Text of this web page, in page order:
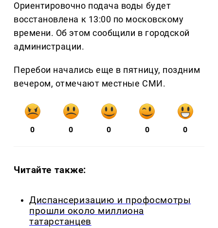
Ориентировочно подача воды будет
восстановлена к 13:00 по московскому
времени. Об этом сообщили в городской
администрации.
Перебои начались еще в пятницу, поздним
вечером, отмечают местные СМИ.
0 0 0 0 0
Читайте также:
Диспансеризацию и профосмотры
прошли около миллиона
татарстанцев